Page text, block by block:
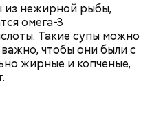
из нежирной рыбы,
омега-3
Такие супы можно
чтобы они были с
жирные и копченые,
не для всех дыня
очередь ее стоит
«Вечерняя Москва»
диетолога
есть эту ягоду